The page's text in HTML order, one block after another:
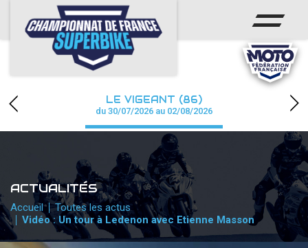
ACCUEIL
CHAMPIONNAT
CALENDRIER
PHOTOS / WEB TV
PARTENAIRES
PRESSE
LE VIGEANT (86)
du 30/07/2026 au 02/08/2026
ACTUALITÉS
Accueil
Toutes les actus
Vidéo : Un tour à Ledenon avec Etienne Masson